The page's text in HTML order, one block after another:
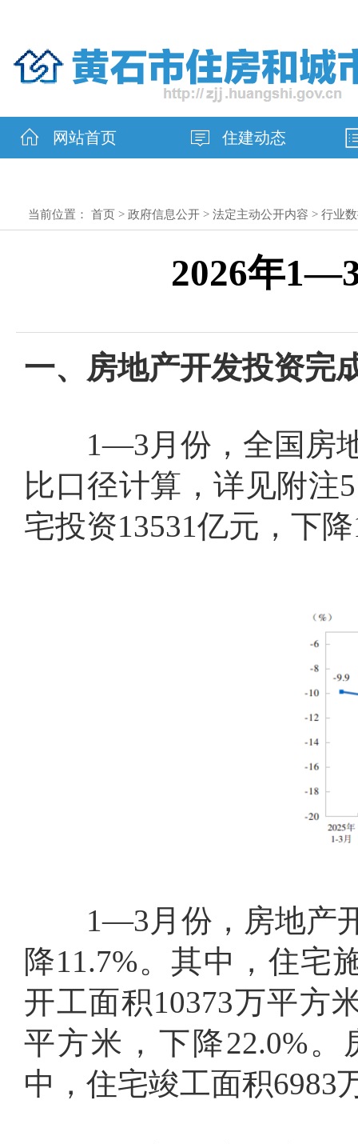
网站首页 住建动态
当前位置： 首页 > 政府信息公开 > 法定主动公开内容 > 行业
2026年
一、房地产开发投资完
1—3 月份，全国房
比口径计算，详见附注5
宅投资13531亿元，下降
1—3 月份，房地产
降11.7%。其中，住宅
开工面积10373万平方
平方米，下降22.0%。
中，住宅竣工面积6983